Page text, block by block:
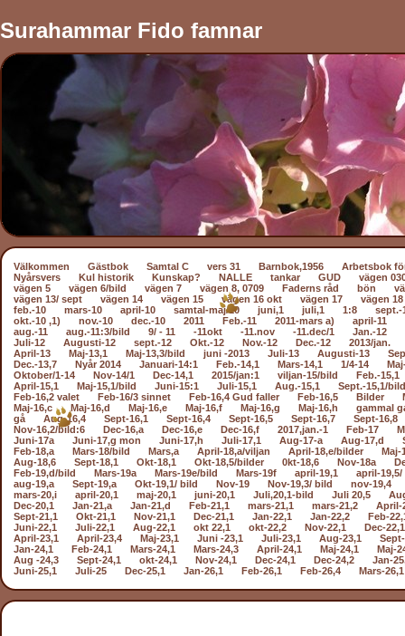
Surahammar Fido famnar
Välkommen Gästbok Samtal C vers 31 Barnbok,1956
Arbetsbok
Nyårsvers
Kul historik Kunskap? NALLE tankar GUD
vägen
vägen 5
vägen 6/bild vägen 7 vägen 8, 0709 Faderns råd bön
vägen 13/ sept
vägen 14 vägen 15 vägen 16 okt vägen 17
vägen 18
feb.-10
mars-10 april-10 samtal-maj/10 juni,1 juli,1 1:8
sept.-
okt.-10 ,1)
nov.-10 dec.-10 2011 Feb.-11 2011-mars a)
april-11
aug.-11
aug.-11:3/bild 9/ - 11 -11okt -11.nov -11.dec/1
Jan.-12
Juli-12
Augusti-12 sept.-12 Okt.-12 Nov.-12 Dec.-12
2013/jan.
April-13
Maj-13,1 Maj-13,3/bild juni -2013 Juli-13 Augusti-13
Dec.-13,7
Nyår 2014 Januari-14:1 Feb.-14,1 Mars-14,1 1/4-14
Oktober/1-14
Nov-14/1 Dec-14,1 2015/jan:1 viljan-15/bild
Feb.-15,1
April-15,1
Maj-15,1/bild Juni-15:1 Juli-15,1 Aug.-15,1
Sept.-15,1/
Feb-16,2 valet
Feb-16/3 sinnet Feb-16,4 Gud faller Feb-16,5 Bilder
Maj-16,c
Maj-16,d Maj-16,e Maj-16,f Maj-16,g Maj-16,h
gammal
gå
Aug-16,4 Sept-16,1 Sept-16,4 Sept-16,5 Sept-16,7
Sept-16,8
Nov-16,2/bild:6
Dec-16,a Dec-16,e Dec-16,f 2017,jan.-1 Feb-17
Juni-17a
Juni-17,g mon Juni-17,h Juli-17,1 Aug-17-a Aug-17,d
Feb-18,a
Mars-18/bild Mars,a April-18,a/viljan April-18,e/bilder
Maj-
Aug-18,6
Sept-18,1 Okt-18,1 Okt-18,5/bilder 0kt-18,6 Nov-18a
Feb-19,d/bild
Mars-19a Mars-19e/bild Mars-19f april-19,1
april-
aug-19,a
Sept-19,a Okt-19,1/ bild Nov-19 Nov-19,3/ bild
nov-19,4
mars-20,i
april-20,1 maj-20,1 juni-20,1 Juli,20,1-bild Juli 20,5
Dec-20,1
Jan-21,a Jan-21,d Feb-21,1 mars-21,1 mars-21,2
April-
Sept-21,1
Okt-21,1 Nov-21,1 Dec-21,1 Jan-22,1 Jan-22,2
Feb-
Juni-22,1
Juli-22,1 Aug-22,1 okt 22,1 okt-22,2 Nov-22,1
Dec-22,1
April-23,1
April-23,4 Maj-23,1 Juni -23,1 Juli-23,1 Aug-23,1
Jan-24,1
Feb-24,1 Mars-24,1 Mars-24,3 April-24,1 Maj-24,1
Maj-
Aug -24,3
Sept-24,1 okt-24,1 Nov-24,1 Dec-24,1 Dec-24,2
Jan-
Juni-25,1
Juli-25 Dec-25,1 Jan-26,1 Feb-26,1 Feb-26,4 Mars-26,1